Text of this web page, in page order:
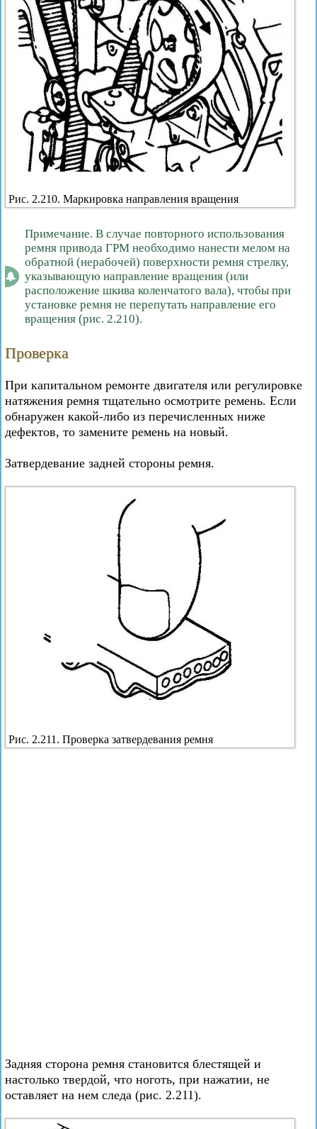
Рис. 2.210. Маркировка направления вращения
Примечание. В случае повторного использования
ремня привода ГРМ необходимо нанести мелом на
обратной (нерабочей) поверхности ремня стрелку,
указывающую направление вращения (или
расположение шкива коленчатого вала), чтобы при
установке ремня не перепутать направление его
вращения (рис. 2.210).
Проверка
При капитальном ремонте двигателя или регулировке
натяжения ремня тщательно осмотрите ремень. Если
обнаружен какой-либо из перечисленных ниже
дефектов, то замените ремень на новый.
Затвердевание задней стороны ремня.
Рис. 2.211. Проверка затвердевания ремня
Задняя сторона ремня становится блестящей и
настолько твердой, что ноготь, при нажатии, не
оставляет на нем следа (рис. 2.211).